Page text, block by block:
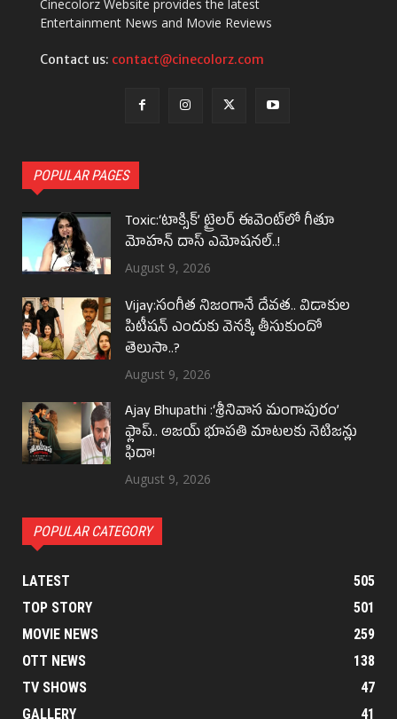
Cinecolorz Website provides the latest
Entertainment News and Movie Reviews
Contact us: contact@cinecolorz.com
POPULAR PAGES
Toxic:‘టాక్సిక్’ ట్రైలర్ ఈవెంట్‌లో గీతూ
మోహన్ దాస్ ఎమోషనల్..!
August 9, 2026
Vijay:సంగీత నిజంగానే దేవత.. విడాకుల
పిటీషన్ ఎందుకు వెనక్కి తీసుకుందో
తెలుసా..?
August 9, 2026
Ajay Bhupathi :‘శ్రీనివాస మంగాపురం’
ఫ్లాప్.. అజయ్ భూపతి మాటలకు నెటిజన్లు
ఫిదా!
August 9, 2026
POPULAR CATEGORY
LATEST
505
TOP STORY
501
MOVIE NEWS
259
OTT NEWS
138
TV SHOWS
47
GALLERY
41